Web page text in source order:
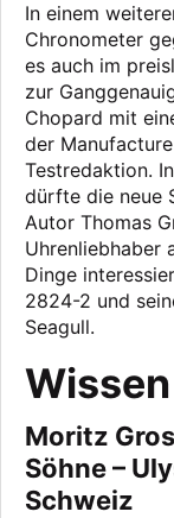
In einem
Chronometer
es auch im
zur
Chopard mit
der
Testredaktion.
dürfte die neue
Autor Thomas
Uhrenliebhaber
Dinge
2824-2 und
Seagull.
Wissen
Moritz
Söhne –
Schweiz